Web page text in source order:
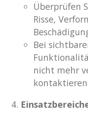
Überprüfen
Risse,
Bei
nicht mehr